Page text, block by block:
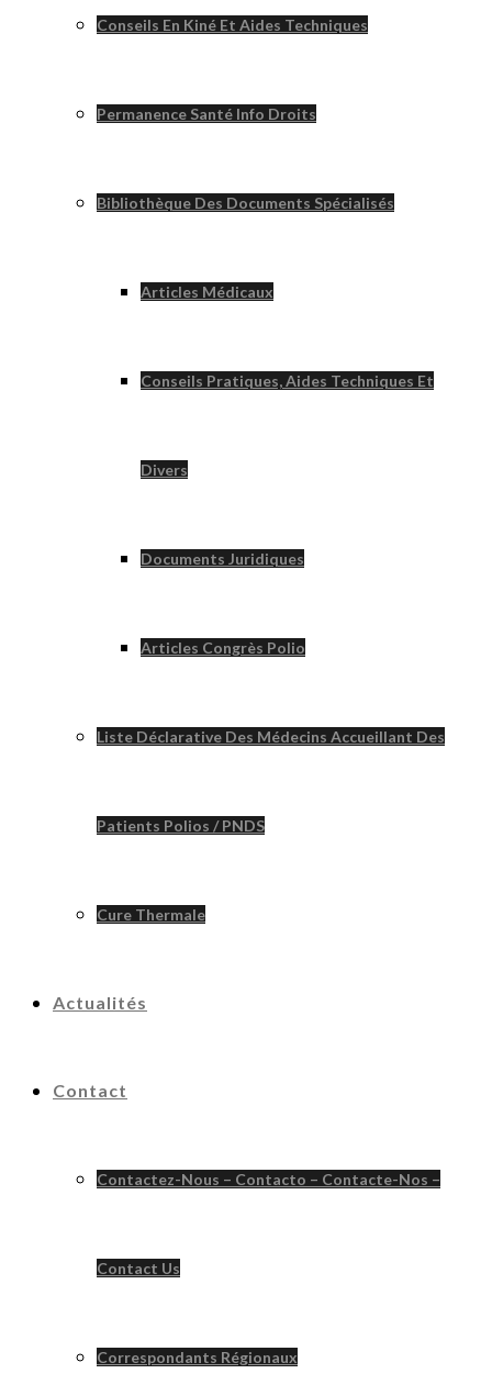
Conseils En Kiné Et Aides Techniques
Permanence Santé Info Droits
Bibliothèque Des Documents Spécialisés
Articles Médicaux
Conseils Pratiques, Aides Techniques Et
Divers
Documents Juridiques
Articles Congrès Polio
Liste Déclarative Des Médecins Accueillant Des
Patients Polios / PNDS
Cure Thermale
Actualités
Contact
Contactez-Nous – Contacto – Contacte-Nos –
Contact Us
Correspondants Régionaux